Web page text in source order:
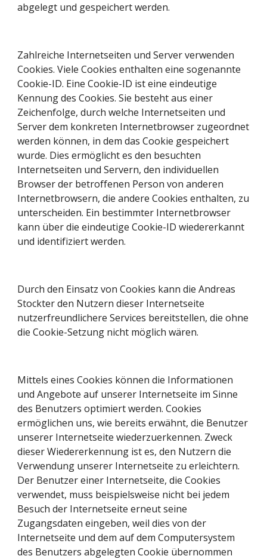
abgelegt und gespeichert werden.
Zahlreiche Internetseiten und Server verwenden
Cookies. Viele Cookies enthalten eine sogenannte
Cookie-ID. Eine Cookie-ID ist eine eindeutige
Kennung des Cookies. Sie besteht aus einer
Zeichenfolge, durch welche Internetseiten und
Server dem konkreten Internetbrowser zugeordnet
werden können, in dem das Cookie gespeichert
wurde. Dies ermöglicht es den besuchten
Internetseiten und Servern, den individuellen
Browser der betroffenen Person von anderen
Internetbrowsern, die andere Cookies enthalten, zu
unterscheiden. Ein bestimmter Internetbrowser
kann über die eindeutige Cookie-ID wiedererkannt
und identifiziert werden.
Durch den Einsatz von Cookies kann die Andreas
Stockter den Nutzern dieser Internetseite
nutzerfreundlichere Services bereitstellen, die ohne
die Cookie-Setzung nicht möglich wären.
Mittels eines Cookies können die Informationen
und Angebote auf unserer Internetseite im Sinne
des Benutzers optimiert werden. Cookies
ermöglichen uns, wie bereits erwähnt, die Benutzer
unserer Internetseite wiederzuerkennen. Zweck
dieser Wiedererkennung ist es, den Nutzern die
Verwendung unserer Internetseite zu erleichtern.
Der Benutzer einer Internetseite, die Cookies
verwendet, muss beispielsweise nicht bei jedem
Besuch der Internetseite erneut seine
Zugangsdaten eingeben, weil dies von der
Internetseite und dem auf dem Computersystem
des Benutzers abgelegten Cookie übernommen